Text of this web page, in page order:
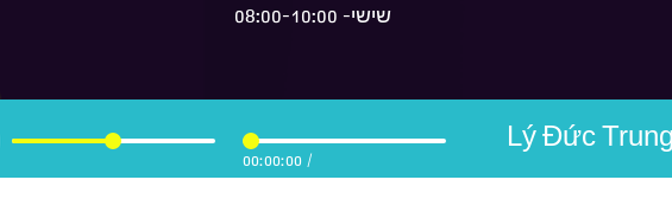
שישי- 08:00-10:00
/
00:00:00